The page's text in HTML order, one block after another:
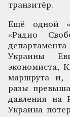
транзитёр.
Ещё одной
«Радио
Украины
экономиста,
маршрута и,
разы
давления на
Украина